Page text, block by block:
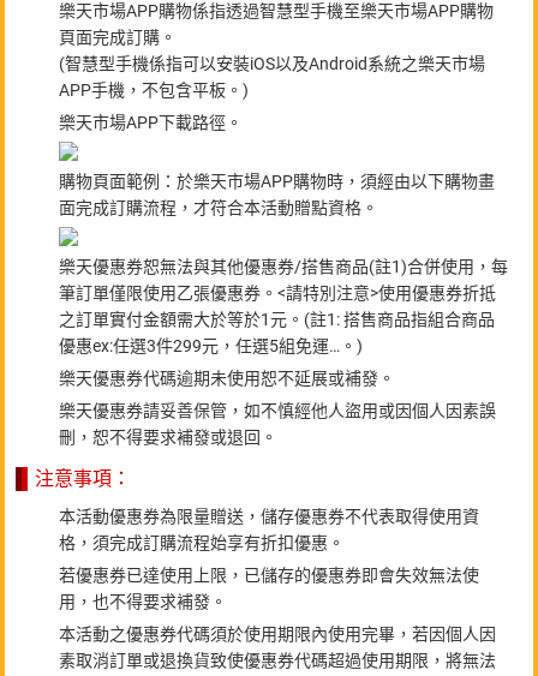
樂天市場APP購物係指透過智慧型手機至樂天市場APP購物
頁面完成訂購。
(智慧型手機係指可以安裝iOS以及Android系統之樂天市場
APP手機，不包含平板。)
樂天市場APP下載路徑。
購物頁面範例：於樂天市場APP購物時，須經由以下購物畫
面完成訂購流程，才符合本活動贈點資格。
樂天優惠券恕無法與其他優惠券/搭售商品(註1)合併使用，每
筆訂單僅限使用乙張優惠券。<請特別注意>使用優惠券折抵
之訂單實付金額需大於等於1元。(註1: 搭售商品指組合商品
優惠ex:任選3件299元，任選5組免運…。)
樂天優惠券代碼逾期未使用恕不延展或補發。
樂天優惠券請妥善保管，如不慎經他人盜用或因個人因素誤
刪，恕不得要求補發或退回。
注意事項：
本活動優惠券為限量贈送，儲存優惠券不代表取得使用資
格，須完成訂購流程始享有折扣優惠。
若優惠券已達使用上限，已儲存的優惠券即會失效無法使
用，也不得要求補發。
本活動之優惠券代碼須於使用期限內使用完畢，若因個人因
素取消訂單或退換貨致使優惠券代碼超過使用期限，將無法